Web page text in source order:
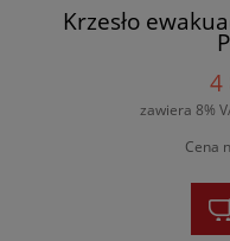
Krzesło
4
zawiera 8%
Cena